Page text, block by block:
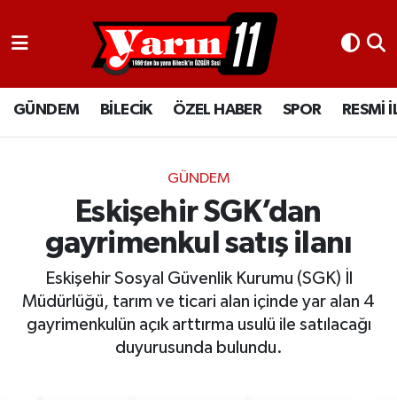
GÜNDEM BİLECİK ÖZEL HABER SPOR RESMİ
GÜNDEM
Eskişehir SGK’dan
gayrimenkul satış ilanı
Eskişehir Sosyal Güvenlik Kurumu (SGK) İl
Müdürlüğü, tarım ve ticari alan içinde yar alan 4
gayrimenkulün açık arttırma usulü ile satılacağı
duyurusunda bulundu.
GÜNDEM
BİLECİK
SPOR
RESMİ İLANLAR
Bilecik Nöbetçi Eczaneler
Bilecik Hava Durumu
Bilecik Trafik Yoğunluk Haritası
Süper Lig Puan Durumu ve Fikstür
Tüm Manşetler
Son Dakika Haberleri